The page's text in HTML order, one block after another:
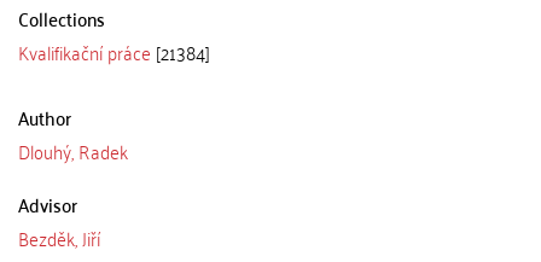
Collections
Kvalifikační práce [21384]
Author
Dlouhý, Radek
Advisor
Bezděk, Jiří